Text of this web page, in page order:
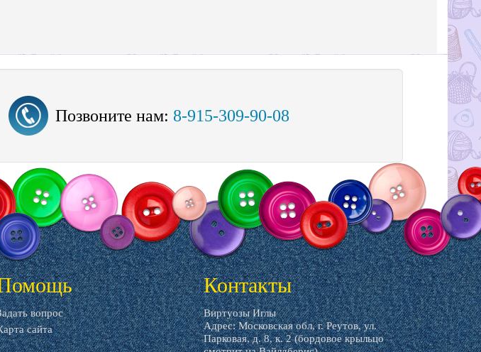
Позвоните нам: 8-915-309-90-08
вопрос
сайта
Контакты
Виртуозы Иглы
Адрес: Московская обл, г. Реутов, ул.
Парковая, д. 8, к. 2 (бордовое крыльцо